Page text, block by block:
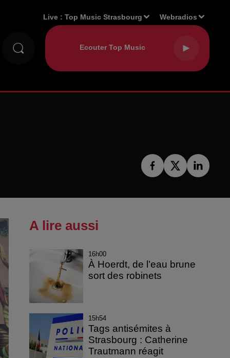
Live :Top Music Strasbourg Webradios
A lire aussi
16h00
À Hoerdt, de l’eau brune
sort des robinets
15h54
Tags antisémites à
Strasbourg : Catherine
Trautmann réagit